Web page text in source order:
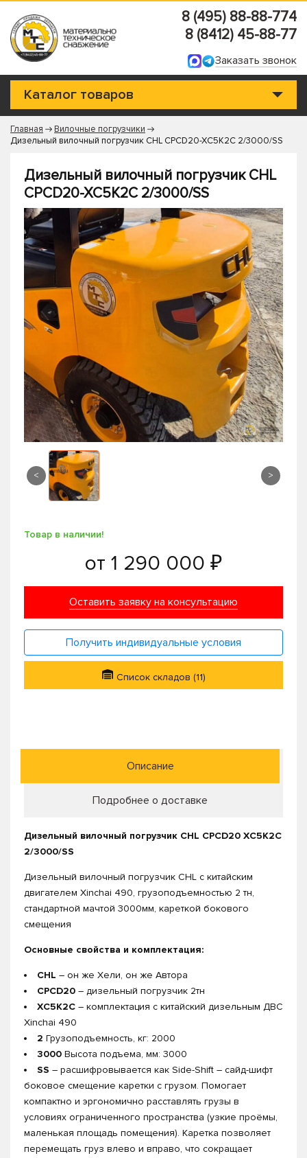
8 (495) 88-88-774
8 (8412) 45-88-77
Заказать звонок
Каталог товаров
Главная
Вилочные погрузчики
Дизельный вилочный погрузчик CHL CPCD20-XC5K2C 2/3000/SS
Дизельный вилочный погрузчик CHL
CPCD20-XC5K2C 2/3000/SS
< >
Товар в наличии!
от 1 290 000 ₽
Оставить заявку на консультацию
Получить индивидуальные условия
Список складов (11)
Описание
Подробнее о доставке
Дизельный вилочный погрузчик CHL CPCD20 XC5K2C
2/3000/SS
Дизельный вилочный погрузчик CHL с китайским
двигателем Xinchai 490, грузоподъемностью 2 тн,
стандартной мачтой 3000мм, кареткой бокового
смещения
Основные свойства и комплектация:
CHL – он же Хели, он же Автора
CPCD20 – дизельный погрузчик 2тн
XC5K2C – комплектация с китайский дизельным ДВС
Xinchai 490
2 Грузоподъемность, кг: 2000
3000 Высота подъема, мм: 3000
SS – расшифровывается как Side-Shift – сайд-шифт
боковое смещение каретки с грузом. Помогает
компактно и эргономично расставлять грузы в
условиях ограниченного пространства (узкие проёмы,
маленькая площадь помещения). Каретка позволяет
перемещать груз влево и вправо, что сокращает